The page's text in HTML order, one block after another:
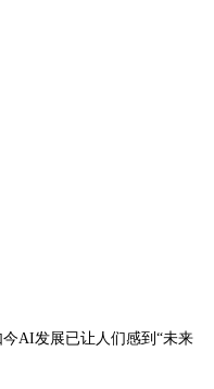
AI发展已让人们感到“未来